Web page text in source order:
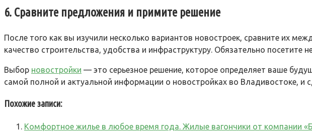
6. Сравните предложения и примите решение
После того как вы изучили несколько вариантов новостроек, сравните их
качество строительства, удобства и инфраструктуру. Обязательно
Выбор новостройки — это серьезное решение, которое определяет ваше
самой полной и актуальной информации о новостройках во Владивостоке, и
Похожие записи:
Комфортное жилье в любое время года. Жилые вагончики от компании